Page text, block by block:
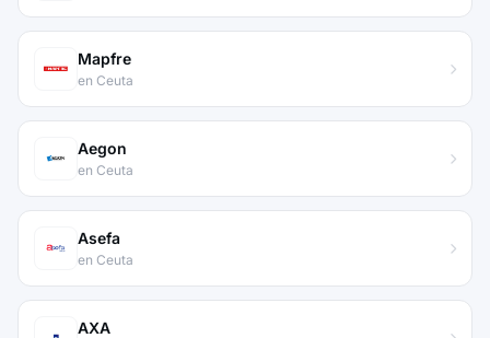
Mapfre
en Ceuta
Aegon
en Ceuta
Asefa
en Ceuta
AXA